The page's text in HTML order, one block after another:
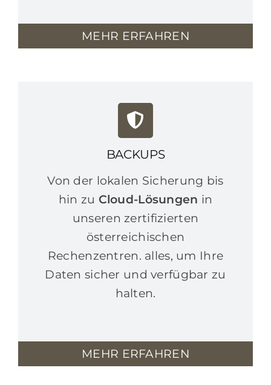
MEHR ERFAHREN
BACKUPS
Von der lokalen Sicherung bis
hin zu Cloud-Lösungen in
unseren zertifizierten
österreichischen
Rechenzentren. alles, um Ihre
Daten sicher und verfügbar zu
halten.
MEHR ERFAHREN